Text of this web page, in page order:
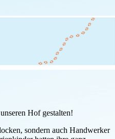
Hof gestalten!
sondern auch Handwerker